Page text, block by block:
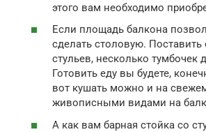
этого вам необходимо
Если площадь балкона
сделать столовую. Поставить
стульев, несколько тумбочек
Готовить еду вы будете,
вот кушать можно и на
живописными видами на
А как вам барная стойка со